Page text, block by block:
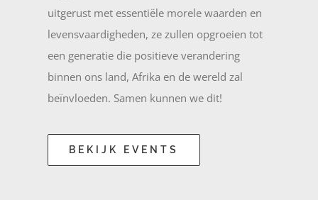
uitgerust met essentiële morele waarden en
levensvaardigheden, ze zullen opgroeien tot
een generatie die positieve verandering
binnen ons land, Afrika en de wereld zal
beïnvloeden. Samen kunnen we dit!
BEKIJK EVENTS